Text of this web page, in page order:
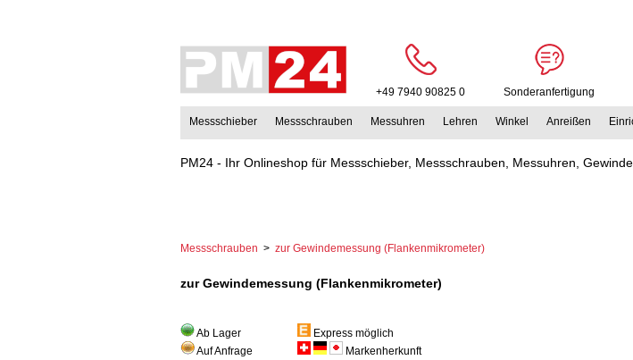
+49 7940 90825 0 Sonderanfertigung
Messschieber Messschrauben Messuhren Lehren Winkel Anreißen
PM24 - Ihr Onlineshop für Messschieber, Messschrauben, Messuhren,
Messschrauben > zur Gewindemessung (Flankenmikrometer)
zur Gewindemessung (Flankenmikrometer)
Ab Lager
Auf Anfrage
Express möglich
Markenherkunft